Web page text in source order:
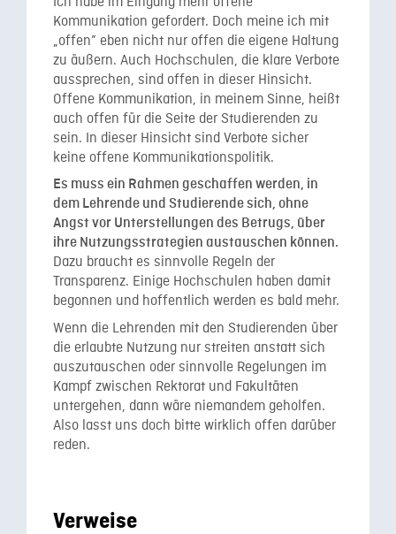
Kommunikation gefordert. Doch meine ich mit
„offen” eben nicht nur offen die eigene Haltung
zu äußern. Auch Hochschulen, die klare Verbote
aussprechen, sind offen in dieser Hinsicht.
Offene Kommunikation, in meinem Sinne, heißt
auch offen für die Seite der Studierenden zu
sein. In dieser Hinsicht sind Verbote sicher
keine offene Kommunikationspolitik.
Es muss ein Rahmen geschaffen werden, in
dem Lehrende und Studierende sich, ohne
Angst vor Unterstellungen des Betrugs, über
ihre Nutzungsstrategien austauschen können.
Dazu braucht es sinnvolle Regeln der
Transparenz. Einige Hochschulen haben damit
begonnen und hoffentlich werden es bald mehr.
Wenn die Lehrenden mit den Studierenden über
die erlaubte Nutzung nur streiten anstatt sich
auszutauschen oder sinnvolle Regelungen im
Kampf zwischen Rektorat und Fakultäten
untergehen, dann wäre niemandem geholfen.
Also lasst uns doch bitte wirklich offen darüber
reden.
Verweise